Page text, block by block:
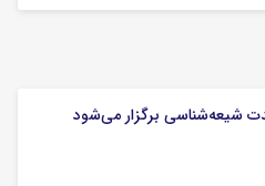
شیعه‌شناسی برگزار می‌شود